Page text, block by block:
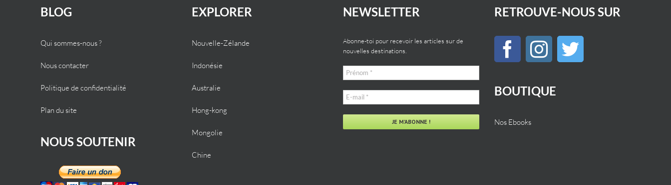
BLOG
Qui sommes-nous ?
Nous contacter
Politique de confidentialité
Plan du site
NOUS SOUTENIR
EXPLORER
Nouvelle-Zélande
Indonésie
Australie
Hong-kong
Mongolie
Chine
NEWSLETTER
Abonne-toi pour recevoir les articles sur de
nouvelles destinations.
Prénom
*
E-
mail
*
RETROUVE-NOUS SUR
BOUTIQUE
Nos Ebooks